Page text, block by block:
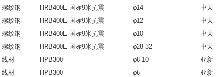
螺纹钢
HRB400E 国标9米抗震 φ14
中天
螺纹钢
HRB400E 国标9米抗震 φ12
中天
螺纹钢
HRB400E 国标9米抗震 φ10
中天
螺纹钢
HRB400E 国标9米抗震 φ28-32
中天
线材
HPB300 φ8-10
亚新
线材
HPB300 φ6
亚新